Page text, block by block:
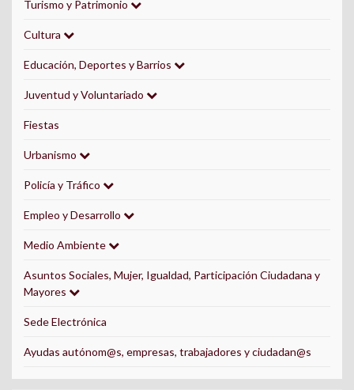
Turismo y Patrimonio
Cultura
Educación, Deportes y Barrios
Juventud y Voluntariado
Fiestas
Urbanismo
Policía y Tráfico
Empleo y Desarrollo
Medio Ambiente
Asuntos Sociales, Mujer, Igualdad, Participación Ciudadana y
Mayores
Sede Electrónica
Ayudas autónom@s, empresas, trabajadores y ciudadan@s